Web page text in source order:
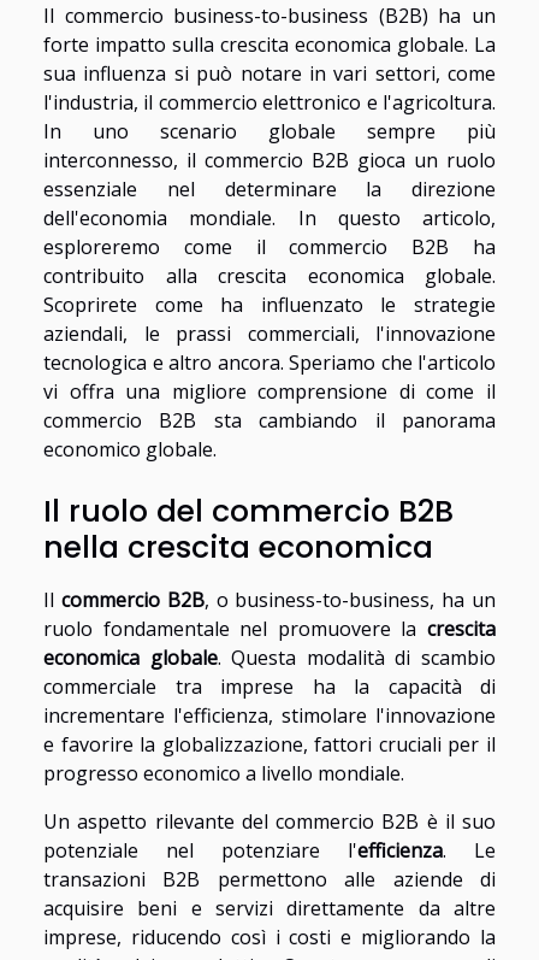
Il commercio business-to-business (B2B) ha un
forte impatto sulla crescita economica globale. La
sua influenza si può notare in vari settori, come
l'industria, il commercio elettronico e l'agricoltura.
In uno scenario globale sempre più
interconnesso, il commercio B2B gioca un ruolo
essenziale nel determinare la direzione
dell'economia mondiale. In questo articolo,
esploreremo come il commercio B2B ha
contribuito alla crescita economica globale.
Scoprirete come ha influenzato le strategie
aziendali, le prassi commerciali, l'innovazione
tecnologica e altro ancora. Speriamo che l'articolo
vi offra una migliore comprensione di come il
commercio B2B sta cambiando il panorama
economico globale.
Il ruolo del commercio B2B
nella crescita economica
Il commercio B2B, o business-to-business, ha un
ruolo fondamentale nel promuovere la crescita
economica globale. Questa modalità di scambio
commerciale tra imprese ha la capacità di
incrementare l'efficienza, stimolare l'innovazione
e favorire la globalizzazione, fattori cruciali per il
progresso economico a livello mondiale.
Un aspetto rilevante del commercio B2B è il suo
potenziale nel potenziare l'efficienza. Le
transazioni B2B permettono alle aziende di
acquisire beni e servizi direttamente da altre
imprese, riducendo così i costi e migliorando la